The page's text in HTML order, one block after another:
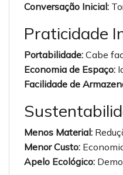
Conversação Inicial:
Praticidade
Portabilidade: Cabe
Economia de Espaço:
Facilidade de
Menos Material:
Menor Custo:
Apelo Ecológico: